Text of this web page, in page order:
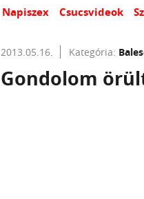
Napiszex Csucsvideok
2013.05.16. Kategória:
Gondolom